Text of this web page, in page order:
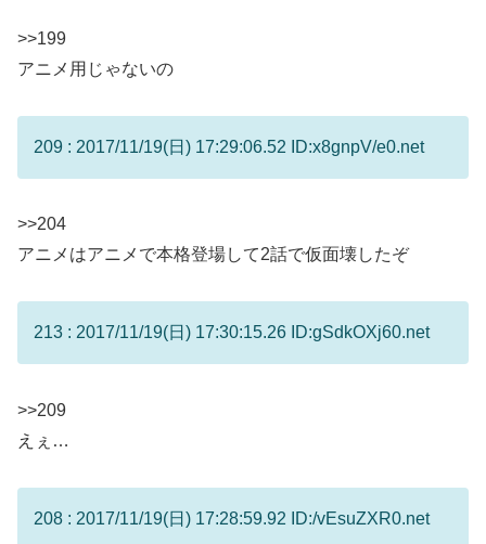
>>199
アニメ用じゃないの
209 : 2017/11/19(日) 17:29:06.52 ID:x8gnpV/e0.net
>>204
アニメはアニメで本格登場して2話で仮面壊したぞ
213 : 2017/11/19(日) 17:30:15.26 ID:gSdkOXj60.net
>>209
えぇ…
208 : 2017/11/19(日) 17:28:59.92 ID:/vEsuZXR0.net